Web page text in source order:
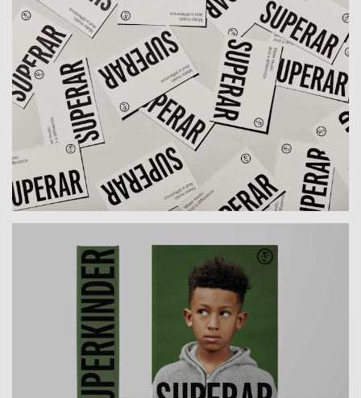
Portraits voller Expression, Stärke und
Emotion bilden das Zentrum des Corporate
Designs. Das Textkonzept mit den Namen der
Kinder ist Ausdruck für die Verbundenheit und
die Bedeutung der Teilnehmerinnen und
Teilnehmer für den Verein zugleich. Der eigens
kreierte Supersmiley und starke Typo, gepaart
mit dem plakativ reduzierten Look, tragen die
Botschaft von Superar in die Welt – hier macht
man Musik und keinerlei Unterschiede. Und
genau deshalb den heutzutage so wichtigen
Unterschied aus.